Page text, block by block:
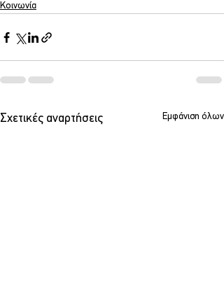
Κοινωνία
Σχετικές αναρτήσεις Εμφάνιση όλων